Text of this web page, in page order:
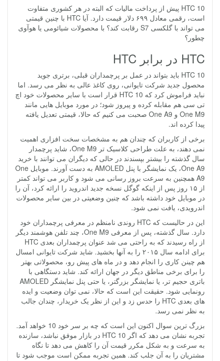
HTC 10 پیش از پرداخت مالیات که البته در هر کشوری متفاوت
است، رقمی معادل ۶۹۹ دلار قیمت دارد. آیا HTC با چنین قیمتی
می تواند با گلکسی S7 رقابت کند؟ با محصولات شیائومی یا هوآوی
چطور؟
HTC در برابر HTC
HTC 10 باید بتواند در عمل بر پرچمداران قبلی، برتری جوید
محصول جدید شرکت تایوانی، روی کاغذ عالی به نظر می رسد. اما
نباید فراموش کرد که HTC 10 قرار است با سایر محصولات خود اچ
تی سی هم مقابله کرده و پیروز شود؛ در مورد موبایل هایی مانند
One M9 و One A9 صحبت می کنیم که حالا، قیمتی تعدیل یافته
پیدا کرده اند.
برخی از کاربران که چندان هم به مشخصات سخت افزاری اهمیت
نمی دهند، به علت طراحی کلاسیک تر One M9، شاید پرچمدار
سال گذشته را بیشتر بپسندند در حالی که دیگران می توانند با خرید
One A9، یک نمایشگر با پنل AMOLED به دست آورند. موبایل One
A9 همچنین به سرعت بروز رسانی می شود و کاربر می تواند کمتر
از ۱۵ روز پس از اینکه گوگل نسخه جدید اندروید را ارائه کرد، آن را
در موبایل خود داشته باشد که چنین وضعیتی در بین سایر محصولات
اندرویدی، یافت نمی شود.
این در حالیست که HTC روندی نامنظم در معرفی پرچمداران خود
دارد. سال گذشته، پس از معرفی One M9، چند تلفن هوشمند دیگر
از راه رسیدند که به راحتی می شد عنوان پرچمداران بعدی HTC
برای ادامه سال ۲۰۱۵ را به آنها بخشید. شاید شرکت تایوانی امسال
هم چینن کاری را انجام دهد و در ماه های پیش رو، محصولاتی بهتر
را برای برخی مناطق دیگر در جهان ارائه کند. شاید دستگاهی با
باتری حجیم تر، یا نمایشگر بزرگتر، یا حتی پنل نمایشگر AMOLED
رونمایی شود. حقیقت این است که حالا، نمی توان وضعیت و ایده
های بعدی HTC را حدس زد و این از نظر یک خریدار، چندان جالب
به نظر نمی رسد.
بزرگ ترین سوال اکنون این است که چه بر سر خود 10 خواهد آمد.
تجربه نشان می دهد که اگر HTC 10 در بازار موفق نباشد، سازنده
به سرعت و به شکل مکرر قیمت آن را کاهش می دهد تا نگاه
مشتریان را به آن جلب کند. همین تجربه ممکن است موجب شود تا